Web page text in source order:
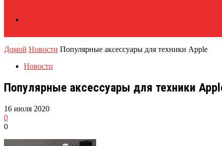
Домой Новости Популярные аксессуары для техники Apple
Новости
Популярные аксессуары для техники
16 июля 2020
0
0